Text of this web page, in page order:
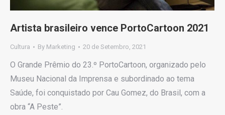
Artista brasileiro vence PortoCartoon 2021
Cultura By Marketing 20 de Setembro, 2021
O Grande Prêmio do 23.º PortoCartoon, organizado pelo
Museu Nacional da Imprensa e subordinado ao tema
Saúde, foi conquistado por Cau Gomez, do Brasil, com a
obra “A Peste”.